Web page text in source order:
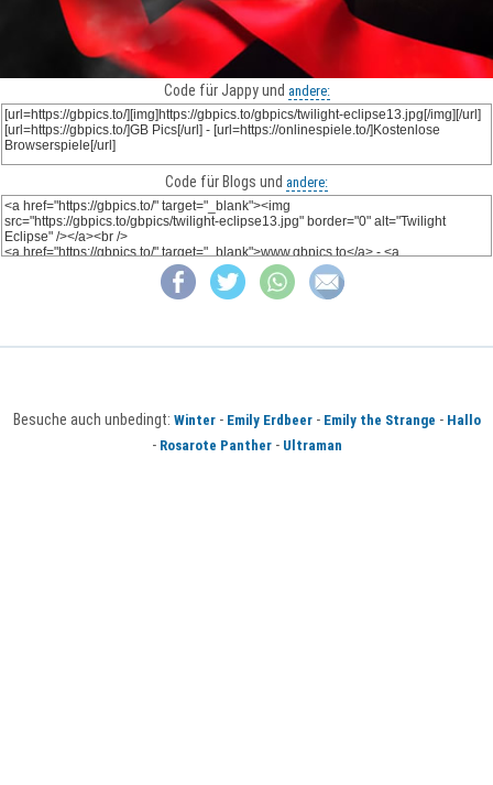
Code für Jappy und andere:
Code für Blogs und andere:
Besuche auch unbedingt: Winter- Emily Erdbeer- Emily the Strange - Hallo
- Rosarote Panther- Ultraman